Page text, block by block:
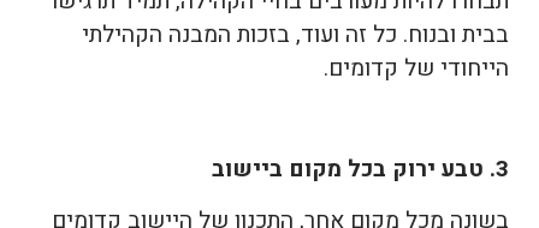
בבית ובנוח. כל זה ועוד, בזכות המבנה הקהילתי
הייחודי של קדומים.
3. טבע ירוק בכל מקום ביישוב
בשונה מכל מקום אחר, התכנון של היישוב קדומים